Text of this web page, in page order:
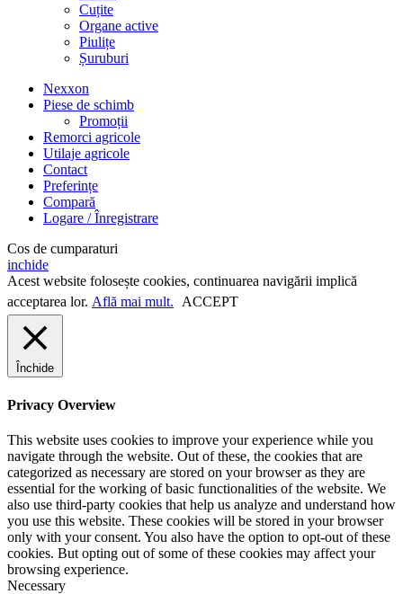
Cuțite
Organe active
Piulițe
Șuruburi
Nexxon
Piese de schimb
Promoții
Remorci agricole
Utilaje agricole
Contact
Preferințe
Compară
Logare / Înregistrare
Cos de cumparaturi
inchide
Acest website folosește cookies, continuarea navigării implică
acceptarea lor. Află mai mult. ACCEPT
Închide
Privacy Overview
This website uses cookies to improve your experience while you
navigate through the website. Out of these, the cookies that are
categorized as necessary are stored on your browser as they are
essential for the working of basic functionalities of the website. We
also use third-party cookies that help us analyze and understand how
you use this website. These cookies will be stored in your browser
only with your consent. You also have the option to opt-out of these
cookies. But opting out of some of these cookies may affect your
browsing experience.
Necessary